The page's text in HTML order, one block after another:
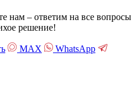
– ответим на все вопросы
решение!
МАХ
WhatsApp